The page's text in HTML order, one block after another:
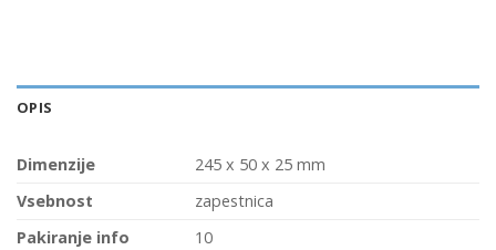
OPIS
Dimenzije
245 x 50 x 25 mm
Vsebnost
zapestnica
Pakiranje info
10